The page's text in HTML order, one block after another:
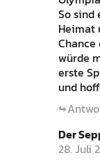
So sind
Heimat
würde
erste
und
Der
28. Juli